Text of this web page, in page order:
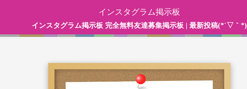
インスタグラム掲示板
インスタグラム掲示板 完全無料友達募集掲示板 | 最新投稿(*´▽｀*)